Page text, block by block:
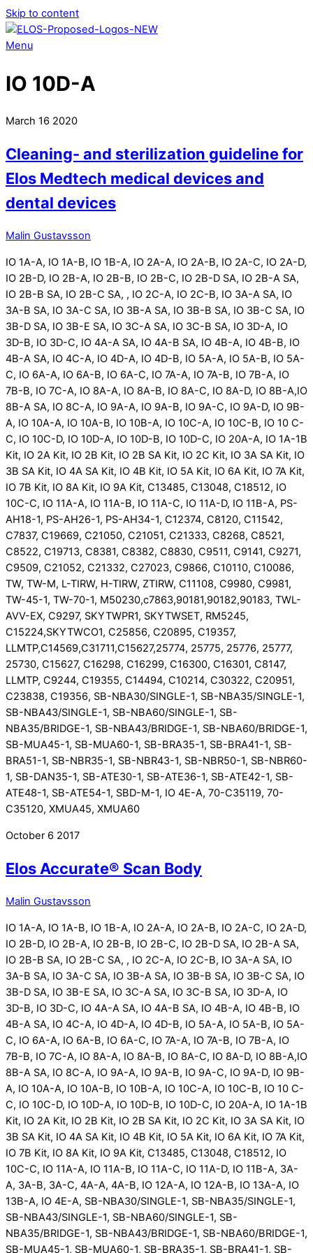
Skip to content
Menu
IO 10D-A
March 16 2020
Cleaning- and sterilization guideline for
Elos Medtech medical devices and
dental devices
Malin Gustavsson
IO 1A-A, IO 1A-B, IO 1B-A, IO 2A-A, IO 2A-B, IO 2A-C, IO 2A-D,
IO 2B-D, IO 2B-A, IO 2B-B, IO 2B-C, IO 2B-D SA, IO 2B-A SA,
IO 2B-B SA, IO 2B-C SA, , IO 2C-A, IO 2C-B, IO 3A-A SA, IO
3A-B SA, IO 3A-C SA, IO 3B-A SA, IO 3B-B SA, IO 3B-C SA, IO
3B-D SA, IO 3B-E SA, IO 3C-A SA, IO 3C-B SA, IO 3D-A, IO
3D-B, IO 3D-C, IO 4A-A SA, IO 4A-B SA, IO 4B-A, IO 4B-B, IO
4B-A SA, IO 4C-A, IO 4D-A, IO 4D-B, IO 5A-A, IO 5A-B, IO 5A-
C, IO 6A-A, IO 6A-B, IO 6A-C, IO 7A-A, IO 7A-B, IO 7B-A, IO
7B-B, IO 7C-A, IO 8A-A, IO 8A-B, IO 8A-C, IO 8A-D, IO 8B-A,IO
8B-A SA, IO 8C-A, IO 9A-A, IO 9A-B, IO 9A-C, IO 9A-D, IO 9B-
A, IO 10A-A, IO 10A-B, IO 10B-A, IO 10C-A, IO 10C-B, IO 10 C-
C, IO 10C-D, IO 10D-A, IO 10D-B, IO 10D-C, IO 20A-A, IO 1A-1B
Kit, IO 2A Kit, IO 2B Kit, IO 2B SA Kit, IO 2C Kit, IO 3A SA Kit, IO
3B SA Kit, IO 4A SA Kit, IO 4B Kit, IO 5A Kit, IO 6A Kit, IO 7A Kit,
IO 7B Kit, IO 8A Kit, IO 9A Kit, C13485, C13048, C18512, IO
10C-C, IO 11A-A, IO 11A-B, IO 11A-C, IO 11A-D, IO 11B-A, PS-
AH18-1, PS-AH26-1, PS-AH34-1, C12374, C8120, C11542,
C7837, C19669, C21050, C21051, C21333, C8268, C8521,
C8522, C19713, C8381, C8382, C8830, C9511, C9141, C9271,
C9509, C21052, C21332, C27023, C9866, C10110, C10086,
TW, TW-M, L-TIRW, H-TIRW, ZTIRW, C11108, C9980, C9981,
TW-45-1, TW-70-1, M50230,c7863,90181,90182,90183, TWL-
AVV-EX, C9297, SKYTWPR1, SKYTWSET, RM5245,
C15224,SKYTWCO1, C25856, C20895, C19357,
LLMTP,C14569,C31711,C15627,25774, 25775, 25776, 25777,
25730, C15627, C16298, C16299, C16300, C16301, C8147,
LLMTP, C9244, C19355, C14494, C10214, C30322, C20951,
C23838, C19356, SB-NBA30/SINGLE-1, SB-NBA35/SINGLE-1,
SB-NBA43/SINGLE-1, SB-NBA60/SINGLE-1, SB-
NBA35/BRIDGE-1, SB-NBA43/BRIDGE-1, SB-NBA60/BRIDGE-1,
SB-MUA45-1, SB-MUA60-1, SB-BRA35-1, SB-BRA41-1, SB-
BRA51-1, SB-NBR35-1, SB-NBR43-1, SB-NBR50-1, SB-NBR60-
1, SB-DAN35-1, SB-ATE30-1, SB-ATE36-1, SB-ATE42-1, SB-
ATE48-1, SB-ATE54-1, SBD-M-1, IO 4E-A, 70-C35119, 70-
C35120, XMUA45, XMUA60
October 6 2017
Elos Accurate® Scan Body
Malin Gustavsson
IO 1A-A, IO 1A-B, IO 1B-A, IO 2A-A, IO 2A-B, IO 2A-C, IO 2A-D,
IO 2B-D, IO 2B-A, IO 2B-B, IO 2B-C, IO 2B-D SA, IO 2B-A SA,
IO 2B-B SA, IO 2B-C SA, , IO 2C-A, IO 2C-B, IO 3A-A SA, IO
3A-B SA, IO 3A-C SA, IO 3B-A SA, IO 3B-B SA, IO 3B-C SA, IO
3B-D SA, IO 3B-E SA, IO 3C-A SA, IO 3C-B SA, IO 3D-A, IO
3D-B, IO 3D-C, IO 4A-A SA, IO 4A-B SA, IO 4B-A, IO 4B-B, IO
4B-A SA, IO 4C-A, IO 4D-A, IO 4D-B, IO 5A-A, IO 5A-B, IO 5A-
C, IO 6A-A, IO 6A-B, IO 6A-C, IO 7A-A, IO 7A-B, IO 7B-A, IO
7B-B, IO 7C-A, IO 8A-A, IO 8A-B, IO 8A-C, IO 8A-D, IO 8B-A,IO
8B-A SA, IO 8C-A, IO 9A-A, IO 9A-B, IO 9A-C, IO 9A-D, IO 9B-
A, IO 10A-A, IO 10A-B, IO 10B-A, IO 10C-A, IO 10C-B, IO 10 C-
C, IO 10C-D, IO 10D-A, IO 10D-B, IO 10D-C, IO 20A-A, IO 1A-1B
Kit, IO 2A Kit, IO 2B Kit, IO 2B SA Kit, IO 2C Kit, IO 3A SA Kit, IO
3B SA Kit, IO 4A SA Kit, IO 4B Kit, IO 5A Kit, IO 6A Kit, IO 7A Kit,
IO 7B Kit, IO 8A Kit, IO 9A Kit, C13485, C13048, C18512, IO
10C-C, IO 11A-A, IO 11A-B, IO 11A-C, IO 11A-D, IO 11B-A, 3A-
A, 3A-B, 3A-C, 4A-A, 4A-B, IO 12A-A, IO 12A-B, IO 13A-A, IO
13B-A, IO 4E-A, SB-NBA30/SINGLE-1, SB-NBA35/SINGLE-1,
SB-NBA43/SINGLE-1, SB-NBA60/SINGLE-1, SB-
NBA35/BRIDGE-1, SB-NBA43/BRIDGE-1, SB-NBA60/BRIDGE-1,
SB-MUA45-1, SB-MUA60-1, SB-BRA35-1, SB-BRA41-1, SB-